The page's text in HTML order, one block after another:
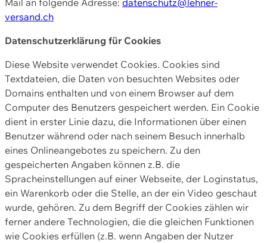
versand.ch
Datenschutzerklärung für Cookies
Diese Website verwendet Cookies. Cookies sind
Textdateien, die Daten von besuchten Websites oder
Domains enthalten und von einem Browser auf dem
Computer des Benutzers gespeichert werden. Ein Cookie
dient in erster Linie dazu, die Informationen über einen
Benutzer während oder nach seinem Besuch innerhalb
eines Onlineangebotes zu speichern. Zu den
gespeicherten Angaben können z.B. die
Spracheinstellungen auf einer Webseite, der Loginstatus,
ein Warenkorb oder die Stelle, an der ein Video geschaut
wurde, gehören. Zu dem Begriff der Cookies zählen wir
ferner andere Technologien, die die gleichen Funktionen
wie Cookies erfüllen (z.B. wenn Angaben der Nutzer